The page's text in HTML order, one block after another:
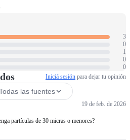
paredes de su piscina. - WavePath"
en tecnología de vanguardia,
natural de su piscina, aumentando así la
de primera línea permiten que el
milimétrica su ubicación dentro de la
impecable para el suelo, las paredes y la
Cuatro modos de limpieza: optimice la
modos del Scuba S1: Suelo, Pared,
Adapte cada sesión a las
para una limpieza eficiente y que le
su dispositivo Aiper limpia durante 45
en el modo de bajo consumo. Este
que su piscina permanezca limpia
el fin de semana, su piscina estará
-------------------
3
0
1
0
0
Iniciá sesión para dejar tu opinión
las fuentes
19 de feb. de 2026
partículas de 30 micras o menores?